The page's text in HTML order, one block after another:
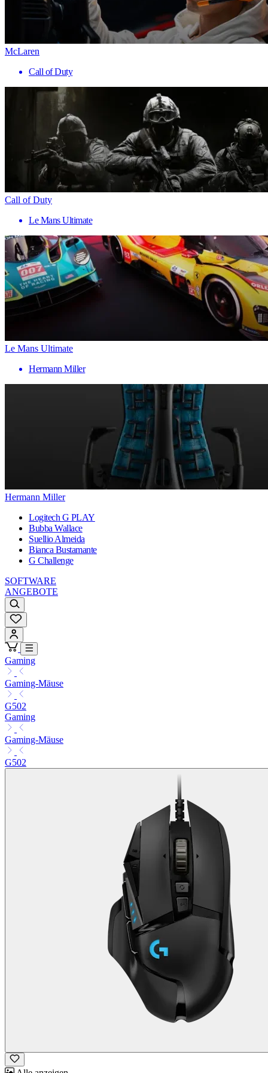
McLaren
Call of Duty
Call of Duty
Le Mans Ultimate
Le Mans Ultimate
Hermann Miller
Hermann Miller
Logitech G PLAY
Bubba Wallace
Suellio Almeida
Bianca Bustamante
G Challenge
SOFTWARE
ANGEBOTE
Gaming
Gaming-Mäuse
G502
Gaming
Gaming-Mäuse
G502